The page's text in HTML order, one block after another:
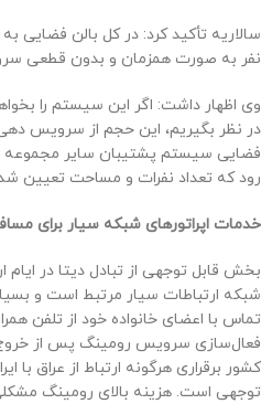
نفر به صورت همزمان و بدون قطعی
وی اظهار داشت: اگر این سیستم را
در نظر بگیریم، این حجم از سرویس
فضایی سیستم پشتیبان سایر
رود که تعداد نفرات و مساحت تعیین
خدمات اپراتورهای شبکه سیار برای
بخش قابل توجهی از تبادل دیتا در ایام
شبکه ارتباطات سیار مرتبط است و
تماس با اعضای خانواده خود از تلفن
فعال‌سازی سرویس رومینگ پس از خروج
کشور برقراری هرگونه ارتباط از عراق با
توجهی است. هزینه بالای رومینگ مشکلی